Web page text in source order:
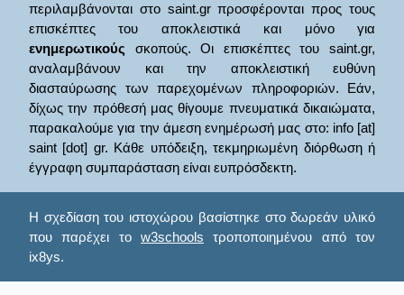
περιλαμβάνονται στο saint.gr προσφέρονται προς τους
επισκέπτες του αποκλειστικά και μόνο για
ενημερωτικούς σκοπούς. Οι επισκέπτες του saint.gr,
αναλαμβάνουν και την αποκλειστική ευθύνη
διασταύρωσης των παρεχομένων πληροφοριών. Εάν,
δίχως την πρόθεσή μας θίγουμε πνευματικά δικαιώματα,
παρακαλούμε για την άμεση ενημέρωσή μας στο: info [at]
saint [dot] gr. Κάθε υπόδειξη, τεκμηριωμένη διόρθωση ή
έγγραφη συμπαράσταση είναι ευπρόσδεκτη.
Η σχεδίαση του ιστοχώρου βασίστηκε στο δωρεάν υλικό
που παρέχει το w3schools τροποποιημένου από τον
ix8ys.